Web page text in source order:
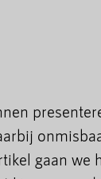
gaan we